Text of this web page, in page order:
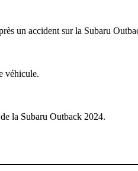
un accident sur la Subaru
véhicule.
la Subaru Outback 2024.